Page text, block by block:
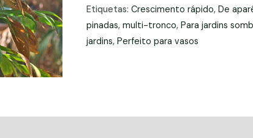
Etiquetas:Crescimento rápido,De
pinadas,multi-tronco,Para jardins
jardins,Perfeito para vasos